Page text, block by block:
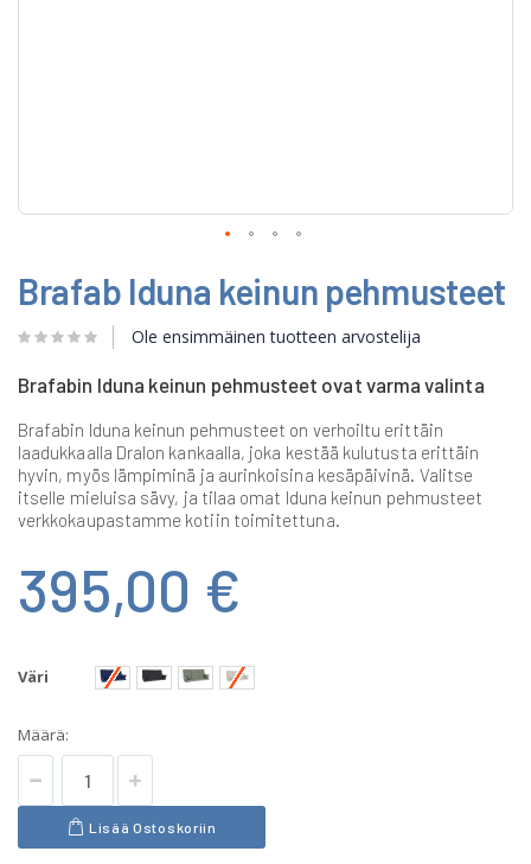
to
the
beginning
of
images
Brafab Iduna keinun pehmusteet
Ole ensimmäinen tuotteen arvostelija
Brafabin Iduna keinun pehmusteet ovat varma valinta
Brafabin Iduna keinun pehmusteet on verhoiltu erittäin
laadukkaalla Dralon kankaalla, joka kestää kulutusta erittäin
hyvin, myös lämpiminä ja aurinkoisina kesäpäivinä. Valitse
itselle mieluisa sävy, ja tilaa omat Iduna keinun pehmusteet
verkkokaupastamme kotiin toimitettuna.
395,00 €
Väri
Määrä:
Lisää Ostoskoriin